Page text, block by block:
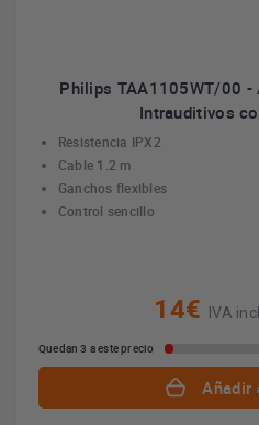
Philips TAA1105WT/00 -
Intrauditivos
Resistencia IPX2
Cable 1.2 m
Ganchos flexibles
Control sencillo
14€ IVA
Quedan 3 a este precio
Añadir